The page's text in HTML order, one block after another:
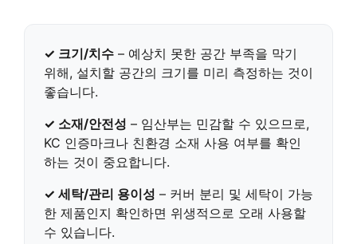
✓ 크기/치수 – 예상치 못한 공간 부족을 막기
위해, 설치할 공간의 크기를 미리 측정하는 것이
좋습니다.
✓ 소재/안전성 – 임산부는 민감할 수 있으므로,
KC 인증마크나 친환경 소재 사용 여부를 확인
하는 것이 중요합니다.
✓ 세탁/관리 용이성 – 커버 분리 및 세탁이 가능
한 제품인지 확인하면 위생적으로 오래 사용할
수 있습니다.